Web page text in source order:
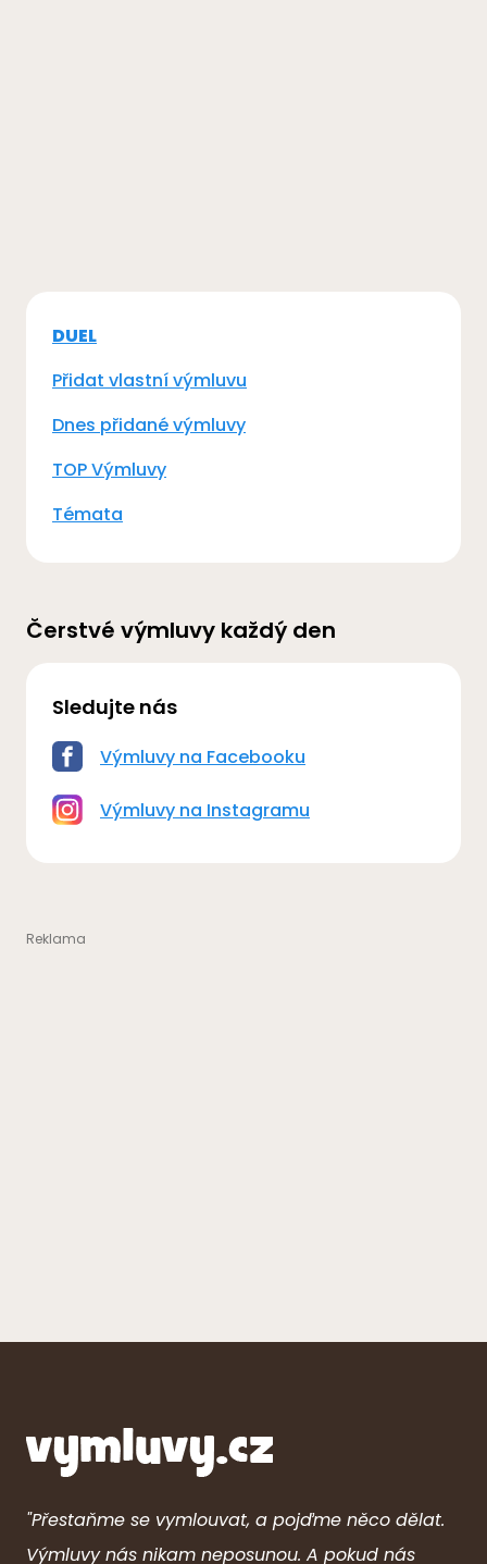
DUEL
Přidat vlastní výmluvu
Dnes přidané výmluvy
TOP Výmluvy
Témata
Čerstvé výmluvy každý den
Sledujte nás
Výmluvy na Facebooku
Výmluvy na Instagramu
"Přestaňme se vymlouvat, a pojďme něco dělat.
Výmluvy nás nikam neposunou. A pokud nás